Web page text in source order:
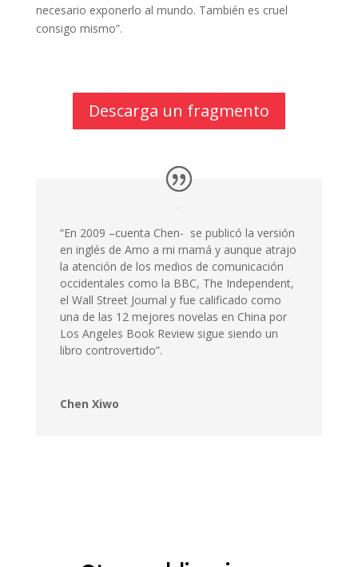
necesario exponerlo al mundo. También es cruel
consigo mismo”.
Descarga un fragmento
“En 2009 –cuenta Chen- se publicó la versión
en inglés de Amo a mi mamá y aunque atrajo
la atención de los medios de comunicación
occidentales como la BBC, The Independent,
el Wall Street Journal y fue calificado como
una de las 12 mejores novelas en China por
Los Angeles Book Review sigue siendo un
libro controvertido”.
Chen Xiwo